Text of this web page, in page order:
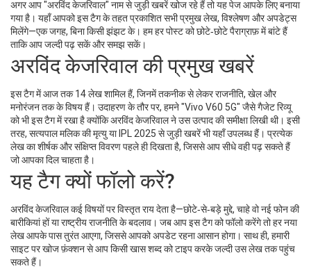
अगर आप "अरविंद केजरिवाल" नाम से जुड़ी खबरें खोज रहे हैं तो यह पेज आपके लिए बनाया
गया है। यहाँ आपको इस टैग के तहत प्रकाशित सभी प्रमुख लेख, विश्लेषण और अपडेट्स
मिलेंगे—एक जगह, बिना किसी झंझट के। हम हर पोस्ट को छोटे‑छोटे पैराग्राफ़ में बांटे हैं
ताकि आप जल्दी पढ़ सकें और समझ सकें।
अरविंद केजरिवाल की प्रमुख खबरें
इस टैग में आज तक 14 लेख शामिल हैं, जिनमें तकनीक से लेकर राजनीति, खेल और
मनोरंजन तक के विषय हैं। उदाहरण के तौर पर, हमने "Vivo V60 5G" जैसे गैजेट रिव्यू
को भी इस टैग में रखा है क्योंकि अरविंद केजरिवाल ने उस उत्पाद की समीक्षा लिखी थी। इसी
तरह, सत्यपाल मलिक की मृत्यु या IPL 2025 से जुड़ी खबरें भी यहाँ उपलब्ध हैं। प्रत्येक
लेख का शीर्षक और संक्षिप्त विवरण पहले ही दिखता है, जिससे आप सीधे वही पढ़ सकते हैं
जो आपका दिल चाहता है।
यह टैग क्यों फॉलो करें?
अरविंद केजरिवाल कई विषयों पर विस्तृत राय देता है—छोटे‑से‑बड़े मुद्दे, चाहे वो नई फोन की
बारीकियां हों या राष्ट्रीय राजनीति के बदलाव। जब आप इस टैग को फॉलो करेंगे तो हर नया
लेख आपके पास तुरंत आएगा, जिससे आपको अपडेट रहना आसान होगा। साथ ही, हमारी
साइट पर खोज फ़ंक्शन से आप किसी खास शब्द को टाइप करके जल्दी उस लेख तक पहुंच
सकते हैं।